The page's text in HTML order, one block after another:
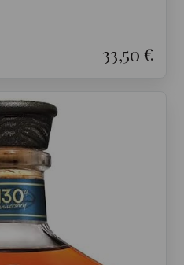
33,50 €